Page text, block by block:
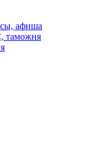
афиша
таможня